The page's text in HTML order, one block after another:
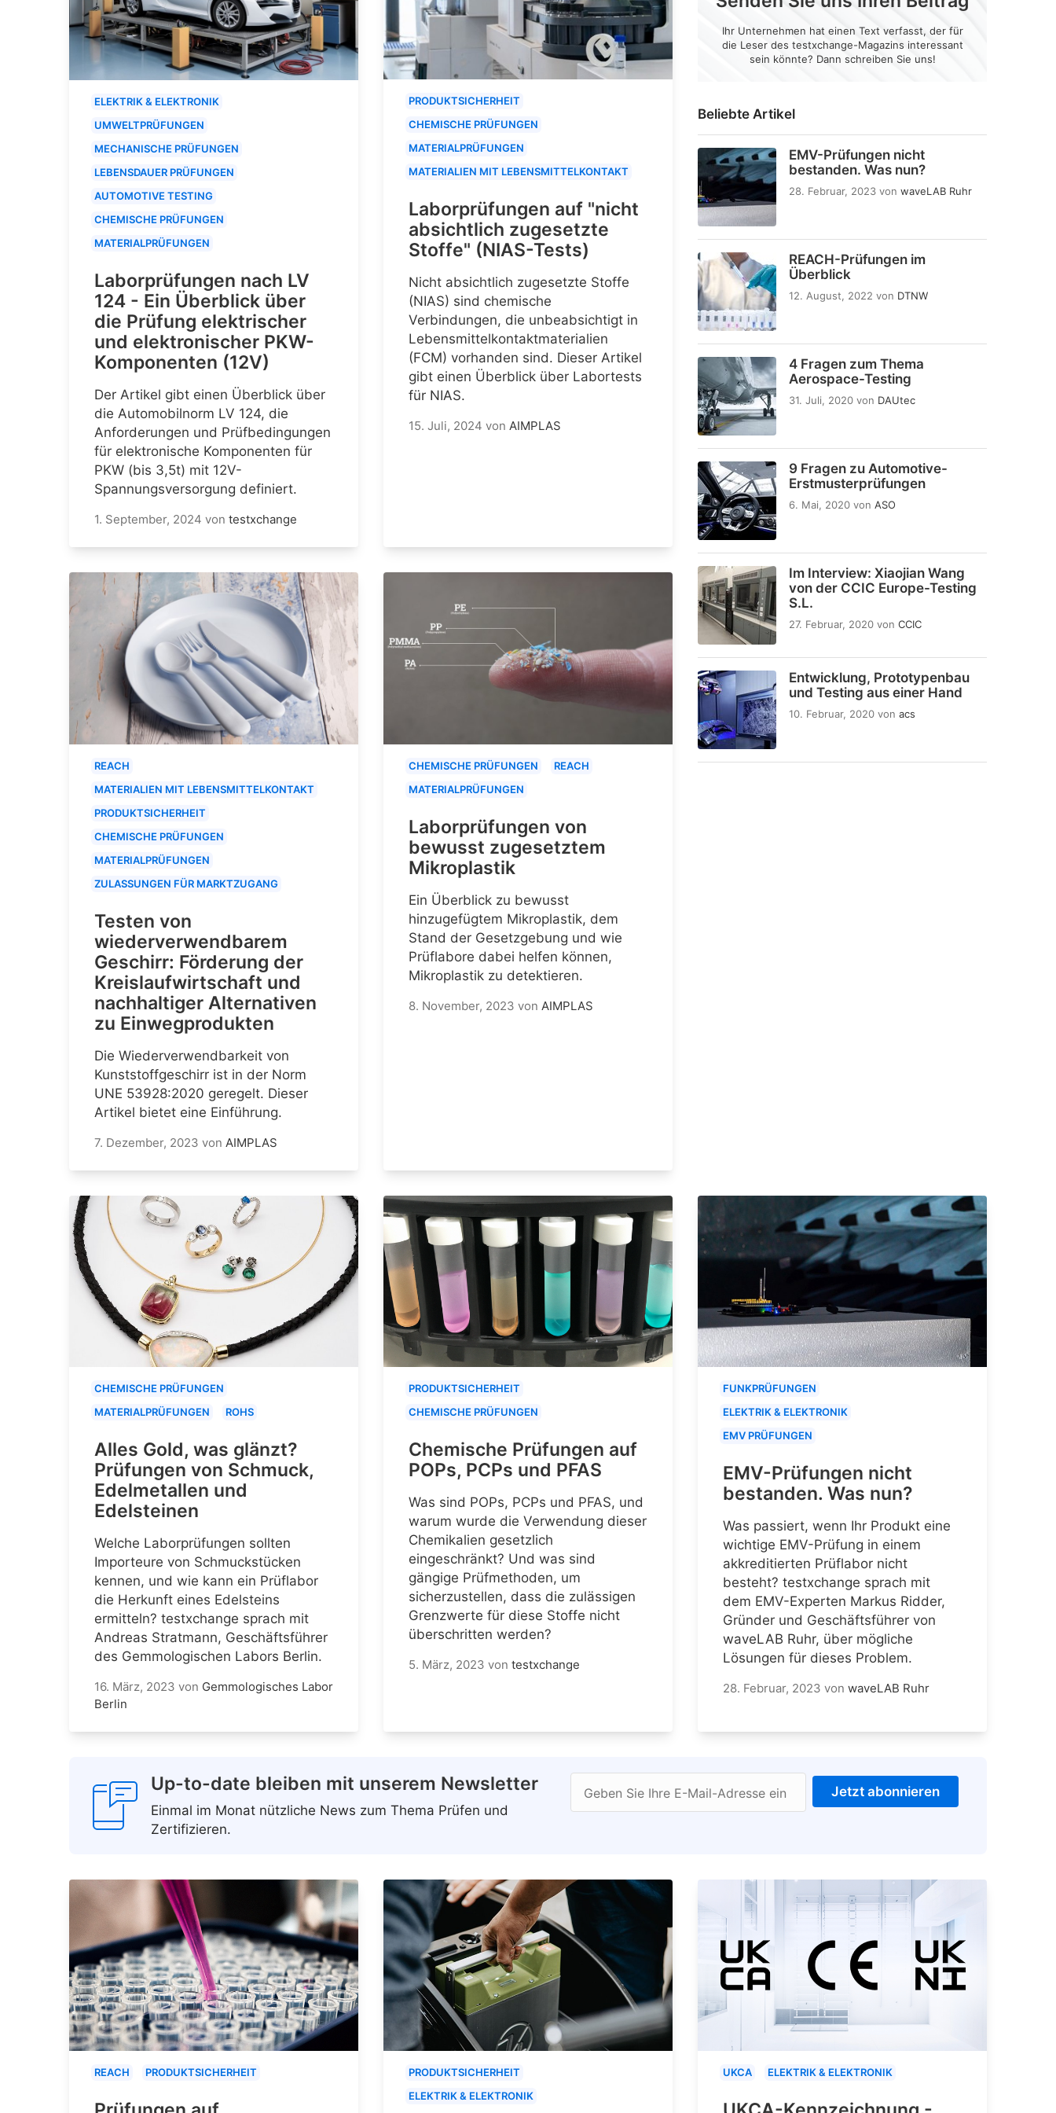
Beliebte Artikel
EMV-Prüfungen nicht
bestanden. Was nun?
28. Februar, 2023 von waveLAB Ruhr
REACH-Prüfungen im
Überblick
12. August, 2022 von DTNW
4 Fragen zum Thema
Aerospace-Testing
31. Juli, 2020 von DAUtec
9 Fragen zu Automotive-
Erstmusterprüfungen
6. Mai, 2020 von ASO
Im Interview: Xiaojian Wang
von der CCIC Europe-Testing
S.L.
27. Februar, 2020 von CCIC
Entwicklung, Prototypenbau
und Testing aus einer Hand
10. Februar, 2020 von acs
Ihr Unternehmen hat einen Text verfasst, der für
die Leser des testxchange-Magazins interessant
sein könnte? Dann schreiben Sie uns!
ELEKTRIK & ELEKTRONIK
UMWELTPRÜFUNGEN
MECHANISCHE PRÜFUNGEN
LEBENSDAUER PRÜFUNGEN
AUTOMOTIVE TESTING
CHEMISCHE PRÜFUNGEN
MATERIALPRÜFUNGEN
Laborprüfungen nach LV
124 - Ein Überblick über
die Prüfung elektrischer
und elektronischer PKW-
Komponenten (12V)
Der Artikel gibt einen Überblick über
die Automobilnorm LV 124, die
Anforderungen und Prüfbedingungen
für elektronische Komponenten für
PKW (bis 3,5t) mit 12V-
Spannungsversorgung definiert.
1. September, 2024 von testxchange
PRODUKTSICHERHEIT
CHEMISCHE PRÜFUNGEN
MATERIALPRÜFUNGEN
MATERIALIEN MIT LEBENSMITTELKONTAKT
Laborprüfungen auf "nicht
absichtlich zugesetzte
Stoffe" (NIAS-Tests)
Nicht absichtlich zugesetzte Stoffe
(NIAS) sind chemische
Verbindungen, die unbeabsichtigt in
Lebensmittelkontaktmaterialien
(FCM) vorhanden sind. Dieser Artikel
gibt einen Überblick über Labortests
für NIAS.
15. Juli, 2024 von AIMPLAS
REACH
MATERIALIEN MIT LEBENSMITTELKONTAKT
PRODUKTSICHERHEIT
CHEMISCHE PRÜFUNGEN
MATERIALPRÜFUNGEN
ZULASSUNGEN FÜR MARKTZUGANG
Testen von
wiederverwendbarem
Geschirr: Förderung der
Kreislaufwirtschaft und
nachhaltiger Alternativen
zu Einwegprodukten
Die Wiederverwendbarkeit von
Kunststoffgeschirr ist in der Norm
UNE 53928:2020 geregelt. Dieser
Artikel bietet eine Einführung.
7. Dezember, 2023 von AIMPLAS
CHEMISCHE PRÜFUNGEN
REACH
MATERIALPRÜFUNGEN
Laborprüfungen von
bewusst zugesetztem
Mikroplastik
Ein Überblick zu bewusst
hinzugefügtem Mikroplastik, dem
Stand der Gesetzgebung und wie
Prüflabore dabei helfen können,
Mikroplastik zu detektieren.
8. November, 2023 von AIMPLAS
CHEMISCHE PRÜFUNGEN
MATERIALPRÜFUNGEN
ROHS
Alles Gold, was glänzt?
Prüfungen von Schmuck,
Edelmetallen und
Edelsteinen
Welche Laborprüfungen sollten
Importeure von Schmuckstücken
kennen, und wie kann ein Prüflabor
die Herkunft eines Edelsteins
ermitteln? testxchange sprach mit
Andreas Stratmann, Geschäftsführer
des Gemmologischen Labors Berlin.
16. März, 2023 von Gemmologisches Labor
Berlin
PRODUKTSICHERHEIT
CHEMISCHE PRÜFUNGEN
Chemische Prüfungen auf
POPs, PCPs und PFAS
Was sind POPs, PCPs und PFAS, und
warum wurde die Verwendung dieser
Chemikalien gesetzlich
eingeschränkt? Und was sind
gängige Prüfmethoden, um
sicherzustellen, dass die zulässigen
Grenzwerte für diese Stoffe nicht
überschritten werden?
5. März, 2023 von testxchange
FUNKPRÜFUNGEN
ELEKTRIK & ELEKTRONIK
EMV PRÜFUNGEN
EMV-Prüfungen nicht
bestanden. Was nun?
Was passiert, wenn Ihr Produkt eine
wichtige EMV-Prüfung in einem
akkreditierten Prüflabor nicht
besteht? testxchange sprach mit
dem EMV-Experten Markus Ridder,
Gründer und Geschäftsführer von
waveLAB Ruhr, über mögliche
Lösungen für dieses Problem.
28. Februar, 2023 von waveLAB Ruhr
Up-to-date bleiben mit unserem Newsletter
Einmal im Monat nützliche News zum Thema Prüfen und
Zertifizieren.
Geben Sie Ihre E-Mail-Adresse ein Jetzt abonnieren
REACH PRODUKTSICHERHEIT
PRODUKTSICHERHEIT
ELEKTRIK & ELEKTRONIK
UKCA ELEKTRIK & ELEKTRONIK